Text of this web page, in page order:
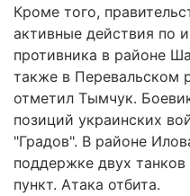
Кроме того,
активные действия по
противника в районе
также в Перевальском
отметил Тымчук.
позиций украинских
"Градов". В районе
поддержке двух
пункт. Атака отбита.